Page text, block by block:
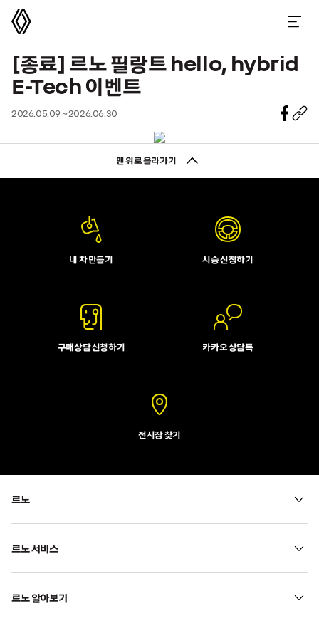
르노코리아 메뉴 열기
[종료] 르노 필랑트 hello, hybrid
E-Tech 이벤트
2026.05.09 ~ 2026.06.30
맨 위로 올라가기
내 차 만들기 시승 신청하기
구매상담 신청하기 카카오 상담톡
전시장 찾기
르노
르노 서비스
르노 알아보기